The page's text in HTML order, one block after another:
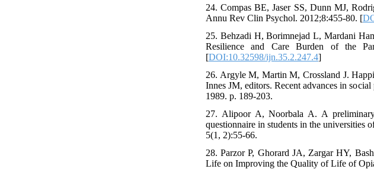
24. Compas BE, Jaser SS, Dunn MJ,
Annu Rev Clin Psychol. 2012;8:455-80. [
25. Behzadi H, Borimnejad L, Mardani
Resilience and Care Burden of the
[DOI:10.32598/ijn.35.2.247.4]
26. Argyle M, Martin M, Crossland J.
Innes JM, editors. Recent advances in
1989. p. 189-203.
27. Alipoor A, Noorbala A. A
questionnaire in students in the universities
5(1, 2):55-66.
28. Parzor P, Ghorard JA, Zargar HY,
Life on Improving the Quality of Life of